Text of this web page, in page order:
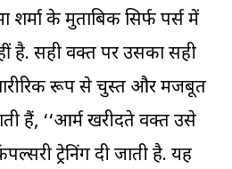
शर्मा के मुताबिक सिर्फ पर्स में
है. सही वक्त पर उसका सही
रूप से चुस्त और मजबूत
हैं, ‘‘आर्म खरीदते वक्त उसे
ट्रेनिंग दी जाती है. यह